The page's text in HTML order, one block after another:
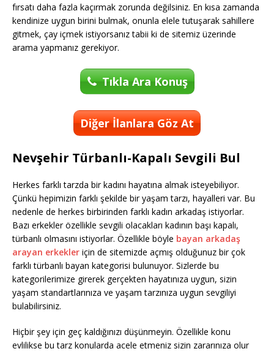
fırsatı daha fazla kaçırmak zorunda değilsiniz. En kısa zamanda
kendinize uygun birini bulmak, onunla elele tutuşarak sahillere
gitmek, çay içmek istiyorsanız tabii ki de sitemiz üzerinde
arama yapmanız gerekiyor.
Tıkla Ara Konuş
Diğer İlanlara Göz At
Nevşehir Türbanlı-Kapalı Sevgili Bul
Herkes farklı tarzda bir kadını hayatına almak isteyebiliyor.
Çünkü hepimizin farklı şekilde bir yaşam tarzı, hayalleri var. Bu
nedenle de herkes birbirinden farklı kadın arkadaş istiyorlar.
Bazı erkekler özellikle sevgili olacakları kadının başı kapalı,
türbanlı olmasını istiyorlar. Özellikle böyle bayan arkadaş
arayan erkekler için de sitemizde açmış olduğunuz bir çok
farklı türbanlı bayan kategorisi bulunuyor. Sizlerde bu
kategorilerimize girerek gerçekten hayatınıza uygun, sizin
yaşam standartlarınıza ve yaşam tarzınıza uygun sevgiliyi
bulabilirsiniz.
Hiçbir şey için geç kaldığınızı düşünmeyin. Özellikle konu
evlilikse bu tarz konularda acele etmeniz sizin zararınıza olur